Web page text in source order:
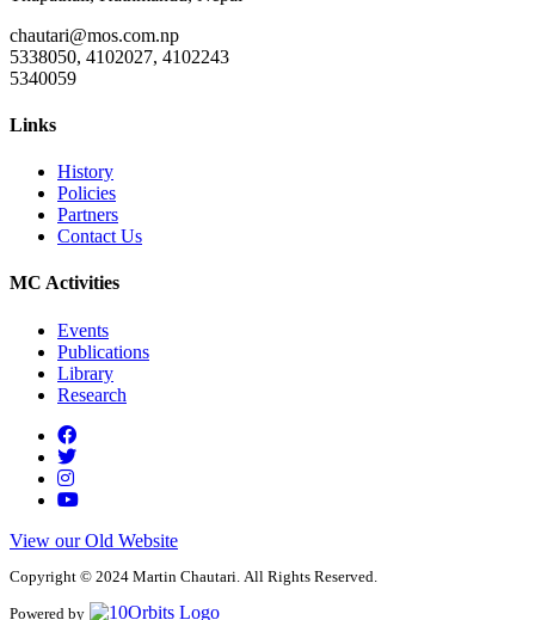
chautari@mos.com.np
5338050, 4102027, 4102243
5340059
Links
History
Policies
Partners
Contact Us
MC Activities
Events
Publications
Library
Research
View our Old Website
Copyright © 2024 Martin Chautari. All Rights Reserved.
Powered by